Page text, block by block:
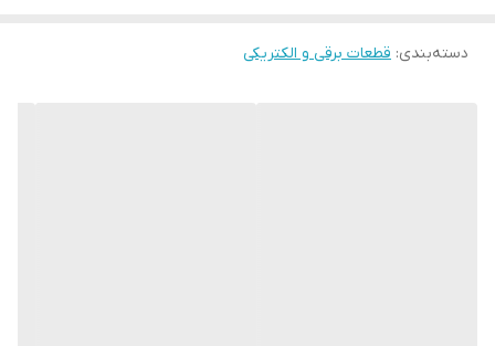
دسته‌بندی: قطعات برقی و الکتریکی